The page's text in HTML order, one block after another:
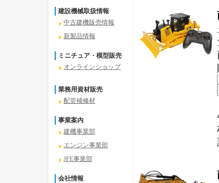
建設機械取扱情報
中古建機販売情報
新製品情報
ミニチュア・模型販売
オンラインショップ
業務用資材販売
配管補修材
事業案内
建機事業部
エンジン事業部
JFE事業部
会社情報